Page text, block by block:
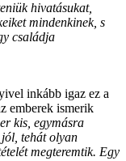
hivatásukat,
mindenkinek, s
családja
inkább igaz ez a
emberek ismerik
kis, egymásra
tehát olyan
megteremtik. Egy